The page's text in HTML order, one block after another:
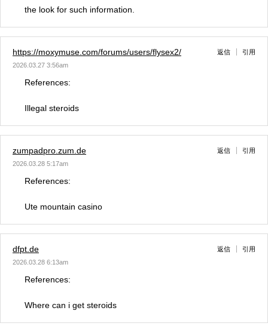
the look for such information.
https://moxymuse.com/forums/users/flysex2/
2026.03.27 3:56am
返信 引用
References:
Illegal steroids
zumpadpro.zum.de
2026.03.28 5:17am
返信 引用
References:
Ute mountain casino
dfpt.de
2026.03.28 6:13am
返信 引用
References:
Where can i get steroids